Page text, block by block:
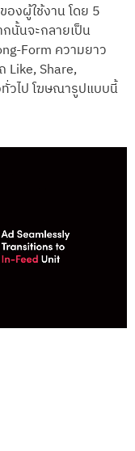
งผู้ใช้งาน โดย 5
นั้นจะกลายเป็น
Form ความยาว
Like, Share,
วไป โฆษณารูปแบบนี้